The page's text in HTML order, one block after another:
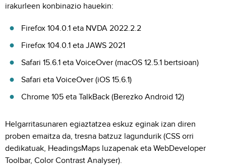
irakurleen konbinazio hauekin:
Firefox 104.0.1 eta NVDA 2022.2.2
Firefox 104.0.1 eta JAWS 2021
Safari 15.6.1 eta VoiceOver (macOS 12.5.1 bertsioan)
Safari eta VoiceOver (iOS 15.6.1)
Chrome 105 eta TalkBack (Berezko Android 12)
Helgarritasunaren egiaztatzea eskuz eginak izan diren
proben emaitza da, tresna batzuz lagundurik (CSS orri
dedikatuak, HeadingsMaps luzapenak eta WebDeveloper
Toolbar, Color Contrast Analyser).